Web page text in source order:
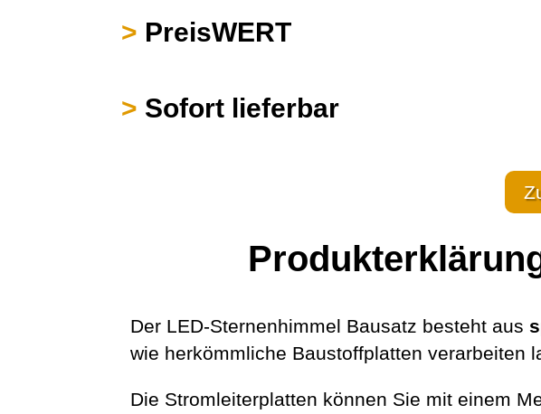
> PreisWERT
> Sofort lieferbar
Der LED-Sternenhimmel Bausatz besteht aus
wie herkömmliche Baustoffplatten verarbeiten
Die Stromleiterplatten können Sie mit einem